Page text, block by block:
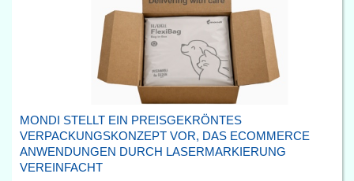
MONDI STELLT EIN PREISGEKRÖNTES
VERPACKUNGSKONZEPT VOR, DAS ECOMMERCE
ANWENDUNGEN DURCH LASERMARKIERUNG
VEREINFACHT